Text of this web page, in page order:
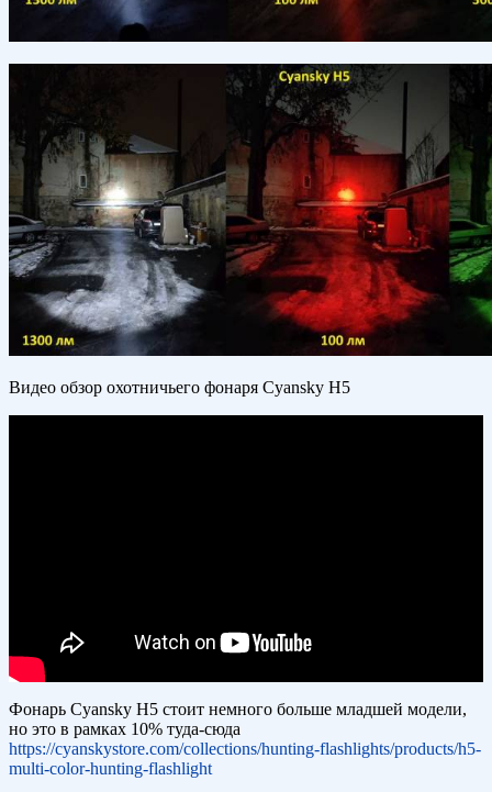
Видео обзор охотничьего фонаря Cyansky H5
Фонарь Cyansky H5 стоит немного больше младшей модели,
но это в рамках 10% туда-сюда
https://cyanskystore.com/collections/hunting-flashlights/products/h5-
multi-color-hunting-flashlight